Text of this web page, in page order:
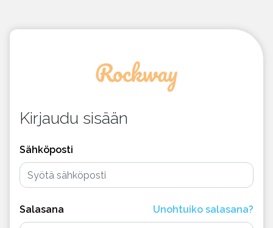
Kirjaudu sisään
Sähköposti
Salasana Unohtuiko salasana?